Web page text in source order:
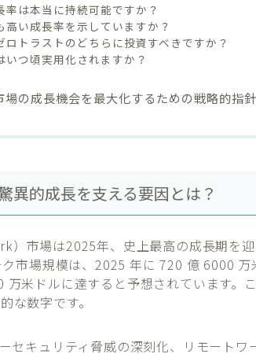
率は本当に持続可能ですか？
高い成長率を示していますか？
ロトラストのどちらに投資すべきですか？
いつ頃実用化されますか？
場の成長機会を最大化するための戦略的指針
異的成長を支える要因とは？
市場は2025年、史上最高の成長期を迎
市場規模は、2025 年に 720 億 6000 万
米ドルに達すると予想されています。
な数字です。
セキュリティ脅威の深刻化、リモートワ